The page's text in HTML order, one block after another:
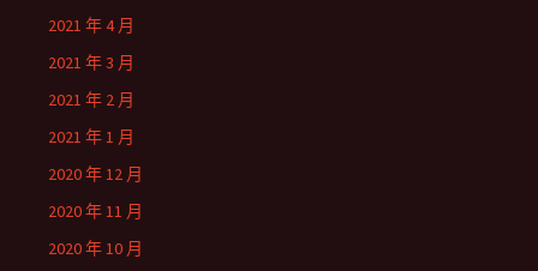
2021 年 4 月
2021 年 3 月
2021 年 2 月
2021 年 1 月
2020 年 12 月
2020 年 11 月
2020 年 10 月